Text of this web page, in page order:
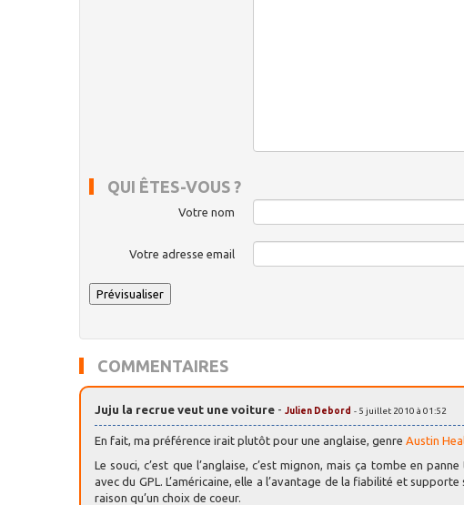
QUI ÊTES-VOUS ?
Votre nom
Votre adresse email
COMMENTAIRES
Juju la recrue veut une voiture - Julien Debord - 5 juillet 2010 à 01:52
En fait, ma préférence irait plutôt pour une anglaise, genre Austin
Le souci, c’est que l’anglaise, c’est mignon, mais ça tombe en
avec du GPL. L’américaine, elle a l’avantage de la fiabilité et
raison qu’un choix de coeur.